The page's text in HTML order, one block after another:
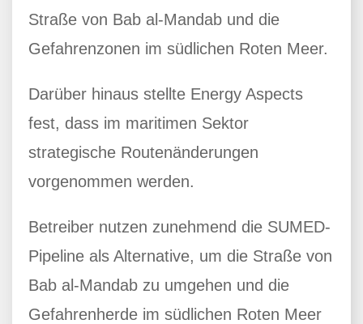
Straße von Bab al-Mandab und die
Gefahrenzonen im südlichen Roten Meer.
Darüber hinaus stellte Energy Aspects
fest, dass im maritimen Sektor
strategische Routenänderungen
vorgenommen werden.
Betreiber nutzen zunehmend die SUMED-
Pipeline als Alternative, um die Straße von
Bab al-Mandab zu umgehen und die
Gefahrenherde im südlichen Roten Meer